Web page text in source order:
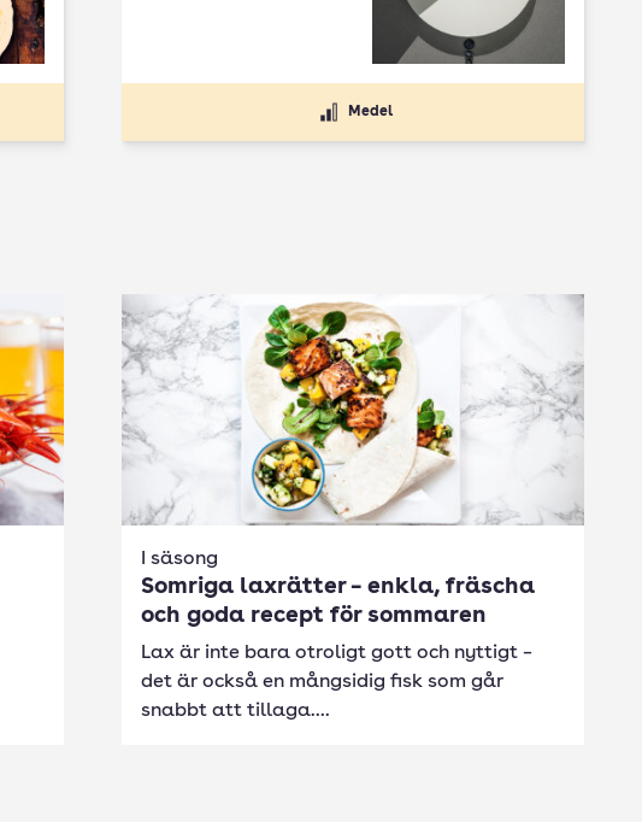
Medel
I säsong
Somriga laxrätter – enkla, fräscha
och goda recept för sommaren
Lax är inte bara otroligt gott och nyttigt –
det är också en mångsidig fisk som går
snabbt att tillaga....